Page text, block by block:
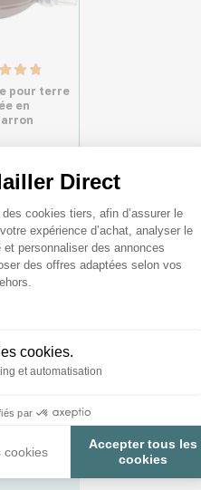
Direct
du
cookies tiers, afin d’assurer le
expérience d’achat, analyser le
personnaliser des annonces
des offres adaptées selon vos
cookies.
et automatisation
par
cookies
Accepter tous les
cookies
pour terre
en